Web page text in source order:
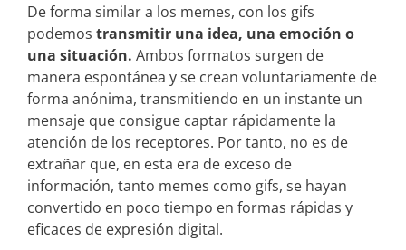
De forma similar a los memes, con los gifs
podemos transmitir una idea, una emoción o
una situación. Ambos formatos surgen de
manera espontánea y se crean voluntariamente de
forma anónima, transmitiendo en un instante un
mensaje que consigue captar rápidamente la
atención de los receptores. Por tanto, no es de
extrañar que, en esta era de exceso de
información, tanto memes como gifs, se hayan
convertido en poco tiempo en formas rápidas y
eficaces de expresión digital.